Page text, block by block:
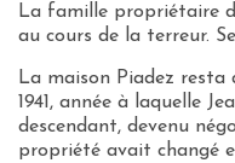
La famille propriétaire
au cours de la terreur.
La maison Piadez resta
1941, année à laquelle
descendant, devenu
propriété avait changé